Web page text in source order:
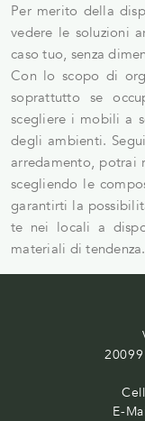
Per merito della
vedere le soluzioni
caso tuo, senza
Con lo scopo di
soprattutto se
scegliere i mobili a
degli ambienti.
arredamento, potrai
scegliendo le
garantirti la
te nei locali a
materiali di tendenza.
E-